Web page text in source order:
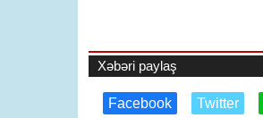
Xəbəri paylaş
Facebook Twitter